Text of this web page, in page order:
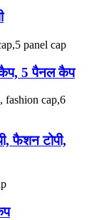
कैप, 5 पैनल कैप
फैशन टोपी,